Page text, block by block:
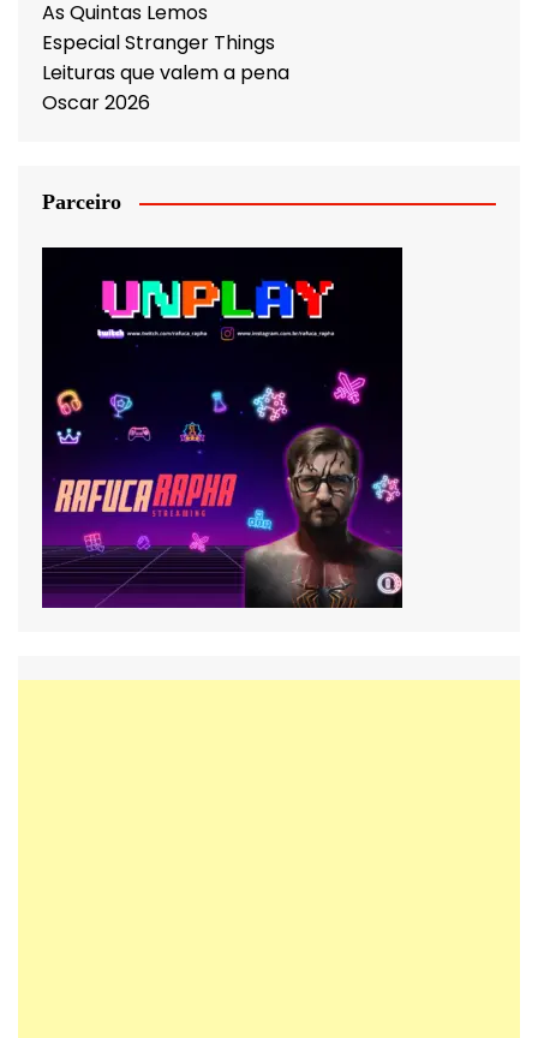
As Quintas Lemos
Especial Stranger Things
Leituras que valem a pena
Oscar 2026
Parceiro